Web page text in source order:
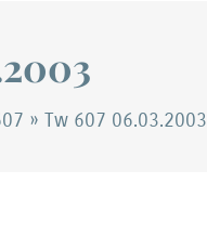
» Tw 607 06.03.2003